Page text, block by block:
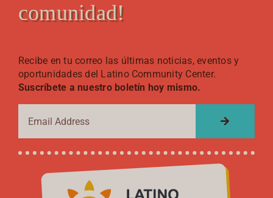
comunidad!
Recibe en tu correo las últimas noticias, eventos y
oportunidades del Latino Community Center.
Suscríbete a nuestro boletín hoy mismo.